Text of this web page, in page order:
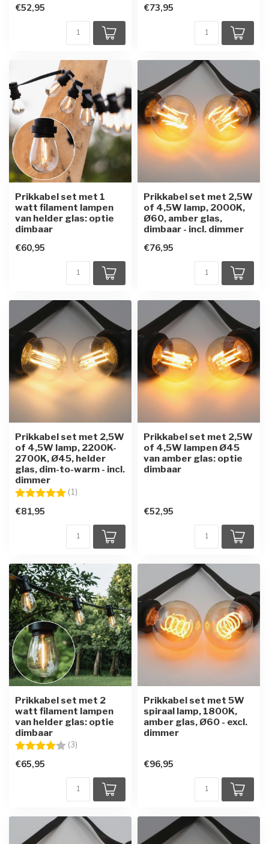
€52,95 €73,95
Prikkabel set met 1
watt filament lampen
van helder glas: optie
dimbaar
€60,95
Prikkabel set met 2,5W
of 4,5W lamp, 2000K,
Ø60, amber glas,
dimbaar - incl. dimmer
€76,95
Prikkabel set met 2,5W
of 4,5W lamp, 2200K-
2700K, Ø45, helder
glas, dim-to-warm - incl.
dimmer
Beoordeling: (1)
€81,95
Prikkabel set met 2,5W
of 4,5W lampen Ø45
van amber glas: optie
dimbaar
€52,95
Prikkabel set met 2
watt filament lampen
van helder glas: optie
dimbaar
Beoordeling: (3)
€65,95
Prikkabel set met 5W
spiraal lamp, 1800K,
amber glas, Ø60 - excl.
dimmer
€96,95